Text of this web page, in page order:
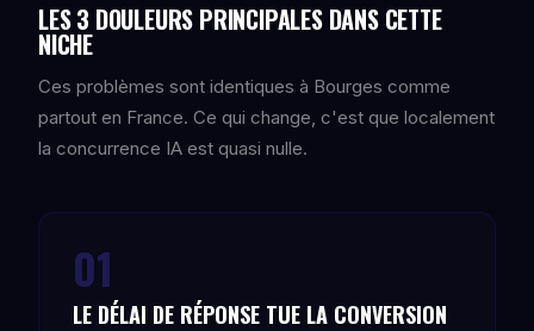
LES 3 DOULEURS PRINCIPALES DANS CETTE
NICHE
Ces problèmes sont identiques à Bourges comme
partout en France. Ce qui change, c'est que localement
la concurrence IA est quasi nulle.
01
LE DÉLAI DE RÉPONSE TUE LA CONVERSION